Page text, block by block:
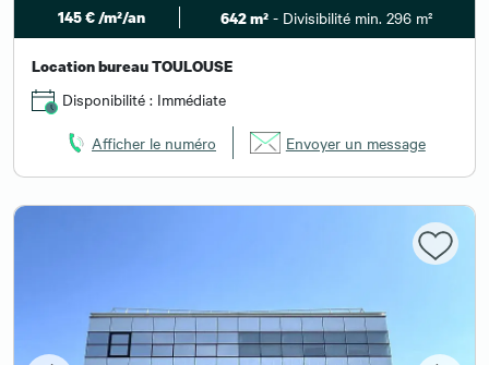
145 € /m²/an 642 m²- Divisibilité min. 296 m²
Location bureau TOULOUSE
Disponibilité : Immédiate
Afficher le numéro Envoyer un message